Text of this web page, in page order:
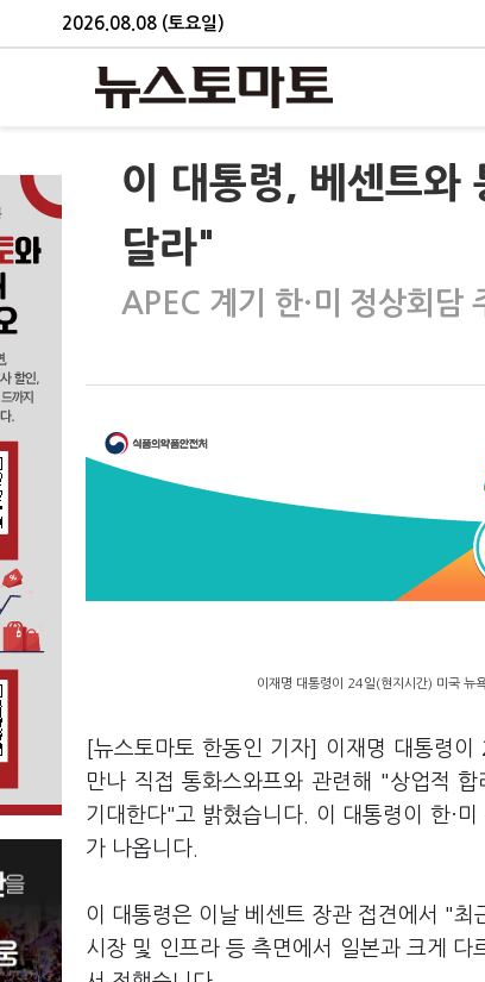
2026.08.08 (토요일)
이 대통령, 베센트
달라"
APEC 계기 한·미 정상회
이재명 대통령이 24일(현지시간) 미국 뉴
[뉴스토마토 한동인 기자] 이재명 대통령
만나 직접 통화스와프와 관련해 "상업적
기대한다"고 밝혔습니다. 이 대통령이 한·
가 나옵니다.
이 대통령은 이날 베센트 장관 접견에서 "
시장 및 인프라 등 측면에서 일본과 크게 다